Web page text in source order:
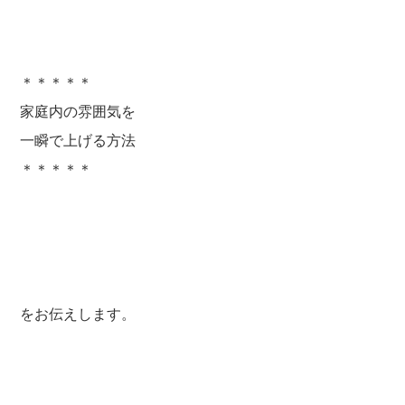
＊＊＊＊＊
家庭内の雰囲気を
一瞬で上げる方法
＊＊＊＊＊
をお伝えします。